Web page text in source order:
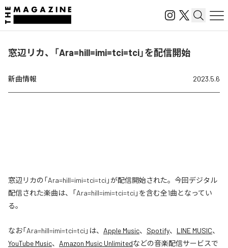
窓辺リカ、「Ara=hill=imi=tci=tci」を配信開始
新曲情報 2023.5.6
窓辺リカの「Ara=hill=imi=tci=tci」が配信開始された。今回デジタル
配信された楽曲は、「Ara=hill=imi=tci=tci」を含む全1曲となってい
る。
なお「Ara=hill=imi=tci=tci 」は、 Apple Music、 Spotify、 LINE MUSIC、
YouTube Music、 Amazon Music Unlimitedなどの音楽配信サービスで